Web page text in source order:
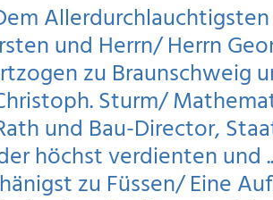
und Herrn/ Herrn
zu Braunschweig
Sturm/
und Bau-Director,
höchst verdienten und
zu Füssen/ Eine